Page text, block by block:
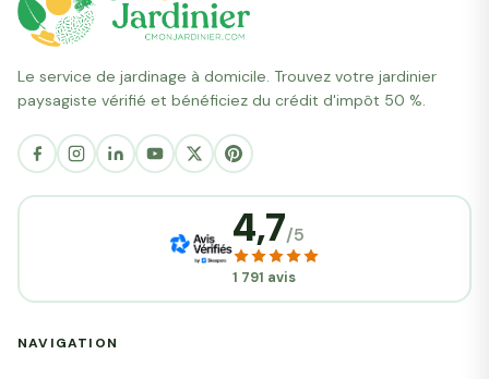
Le service de jardinage à domicile. Trouvez votre jardinier
paysagiste vérifié et bénéficiez du crédit d'impôt 50 %.
4,7/5
1 791 avis
NAVIGATION